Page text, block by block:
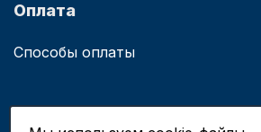
Оплата
Способы оплаты